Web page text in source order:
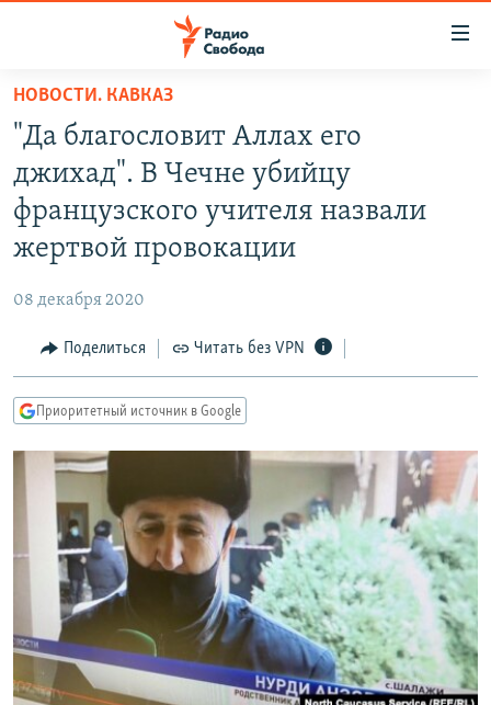
упрощенного
доступа
основному
содержанию
Вернутся
навигации
Вернутся
ПРОГРАММЫ
ПОДКАСТЫ
АВТОРСКИЕ ПРОЕКТЫ
ЦИТАТЫ СВОБОДЫ
КУЛЬТУРА
IDEL.РЕАЛИИ
КАВКАЗ.РЕАЛИИ
СИБИРЬ.РЕАЛИИ
РАСПИСАНИЕ ВЕЩАНИЯ
ПОДПИШИТЕСЬ НА РАССЫЛКУ
СОЦИАЛЬНЫЕ СЕТИ
НОВОСТИ. КАВКАЗ
"Да благословит Аллах его
джихад". В Чечне убийцу
французского учителя назвали
жертвой провокации
08 декабря 2020
Поделиться Читать без VPN
Приоритетный источник в Google